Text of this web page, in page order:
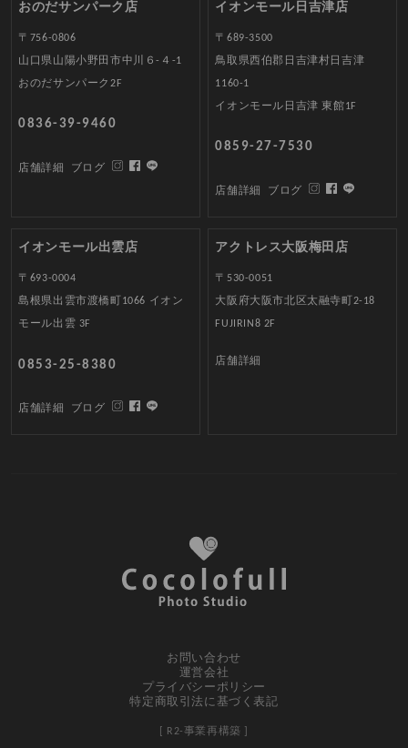
おのだサンパーク店
〒756-0806
山口県山陽小野田市中川６-４-1
おのだサンパーク2F
0836-39-9460
店舗詳細 ブログ
イオンモール日吉津店
〒689-3500
鳥取県西伯郡日吉津村日吉津
1160-1
イオンモール日吉津 東館1F
0859-27-7530
店舗詳細 ブログ
イオンモール出雲店
〒693-0004
島根県出雲市渡橋町1066 イオン
モール出雲 3F
0853-25-8380
店舗詳細 ブログ
アクトレス大阪梅田店
〒530-0051
大阪府大阪市北区太融寺町2-18
FUJIRIN8 2F
店舗詳細
お問い合わせ
運営会社
プライバシーポリシー
特定商取引法に基づく表記
[ R2-事業再構築 ]